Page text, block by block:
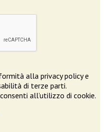
alla privacy policy e
di terze parti.
all’utilizzo di cookie.